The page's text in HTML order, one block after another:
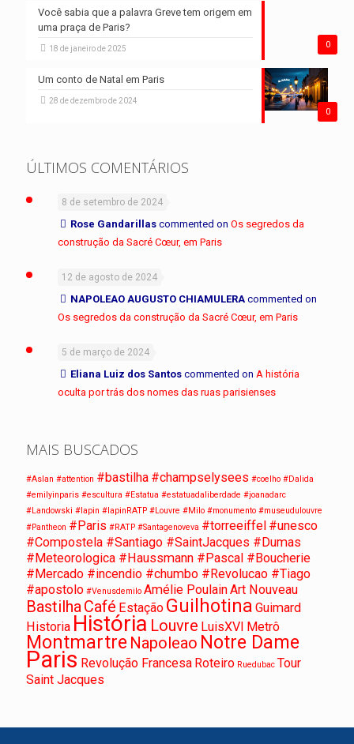
0
Você sabia que a palavra Greve tem origem em
uma praça de Paris?
18 de janeiro de 2025
0
Um conto de Natal em Paris
28 de dezembro de 2024
ÚLTIMOS COMENTÁRIOS
8 de setembro de 2024
Rose Gandarillas commented on Os segredos da
construção da Sacré Cœur, em Paris
12 de agosto de 2024
NAPOLEAO AUGUSTO CHIAMULERA commented on
Os segredos da construção da Sacré Cœur, em Paris
5 de março de 2024
Eliana Luiz dos Santos commented on A história
oculta por trás dos nomes das ruas parisienses
MAIS BUSCADOS
#Aslan #attention #bastilha #champselysees #coelho #Dalida
#emilyinparis #escultura #Estatua #estatuadaliberdade #joanadarc
#Landowski #lapin #lapinRATP #Louvre #Milo #monumento #museudulouvre
#Pantheon #Paris #RATP #Santagenoveva #torreeiffel #unesco
#Compostela #Santiago #SaintJacques #Dumas
#Meteorologica #Haussmann #Pascal #Boucherie
#Mercado #incendio #chumbo #Revolucao #Tiago
#apostolo #Venusdemilo Amélie PoulainArt Nouveau
BastilhaCafé Estação Guilhotina Guimard
Historia História Louvre LuisXVI Metrô
Montmartre Napoleao Notre Dame
Paris Revolução Francesa Roteiro Ruedubac Tour
Saint Jacques